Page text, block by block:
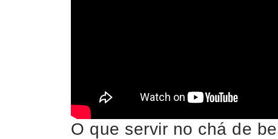
O que servir no chá de